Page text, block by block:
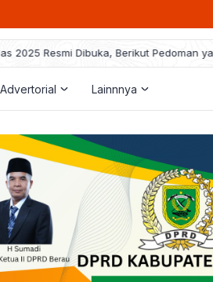
2025 Resmi Dibuka, Berikut Pedoman
Advertorial Lainnnya